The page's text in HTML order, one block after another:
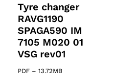
Tyre changer
RAVG1190
SPAGA590 IM
7105 M020 01
VSG rev01
PDF – 13.72MB